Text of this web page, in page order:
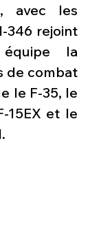
avec les
346 rejoint
la
de combat
le F-35, le
15EX et le